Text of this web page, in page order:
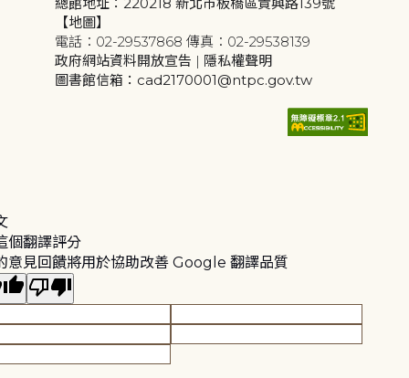
【地圖】
電話：02-29537868 傳真：02-29538139
政府網站資料開放宣告 | 隱私權聲明
圖書館信箱：cad2170001@ntpc.gov.tw
個翻譯評分
意見回饋將用於協助改善 Google 翻譯品質